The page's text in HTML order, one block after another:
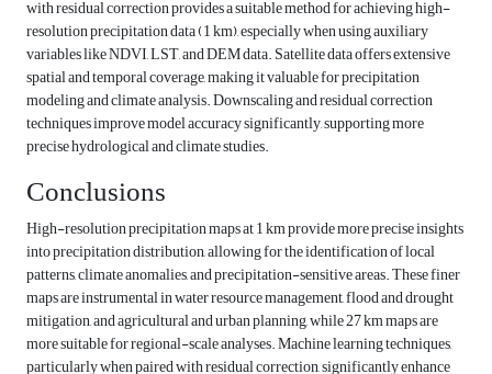
with residual correction provides a suitable method for achieving high-
resolution precipitation data (1 km), especially when using auxiliary
variables like NDVI, LST, and DEM data. Satellite data offers extensive
spatial and temporal coverage, making it valuable for precipitation
modeling and climate analysis. Downscaling and residual correction
techniques improve model accuracy significantly, supporting more
precise hydrological and climate studies.
Conclusions
High-resolution precipitation maps at 1 km provide more precise insights
into precipitation distribution, allowing for the identification of local
patterns, climate anomalies, and precipitation-sensitive areas. These finer
maps are instrumental in water resource management, flood and drought
mitigation, and agricultural and urban planning, while 27 km maps are
more suitable for regional-scale analyses. Machine learning techniques,
particularly when paired with residual correction, significantly enhance